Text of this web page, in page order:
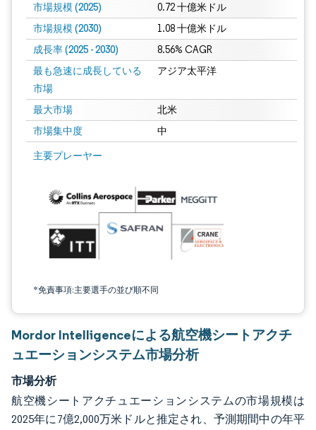
市場規模 (2025) 0.72 十億米ドル
市場規模 (2030) 1.08 十億米ドル
成長率 (2025 - 2030) 8.56% CAGR
最も急速に成長している
市場
アジア太平洋
最大市場 北米
市場集中度 中
主要プレーヤー
*免責事項:主要選手の並び順不同
画像 © Mordor Intelligence。再利用にはCC BY 4.0の表示が必要です。
Mordor Intelligenceによる航空機シートアクチ
ュエーションシステム市場分析
市場分析
航空機シートアクチュエーションシステムの市場規模は
2025年に7億2,000万米ドルと推定され、予測期間中の年平